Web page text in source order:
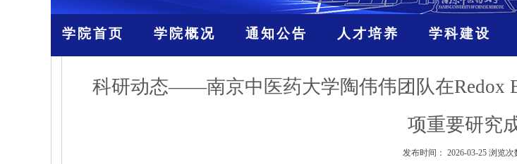
学院首页 学院概况 通知公告 人才培养 学科建设
科研动态——南京中医药大学陶伟伟团队在Redox
项重要研究
发布时间： 2026-03-25 浏览次